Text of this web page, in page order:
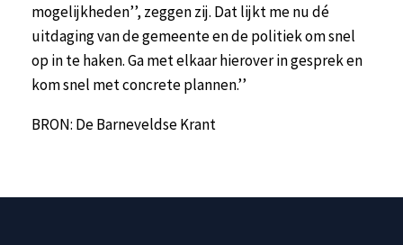
mogelijkheden’’, zeggen zij. Dat lijkt me nu dé
uitdaging van de gemeente en de politiek om snel
op in te haken. Ga met elkaar hierover in gesprek en
kom snel met concrete plannen.’’
BRON: De Barneveldse Krant